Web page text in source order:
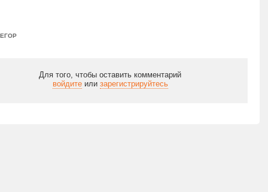
Для того, чтобы оставить комментарий
войдитеили зарегистрируйтесь